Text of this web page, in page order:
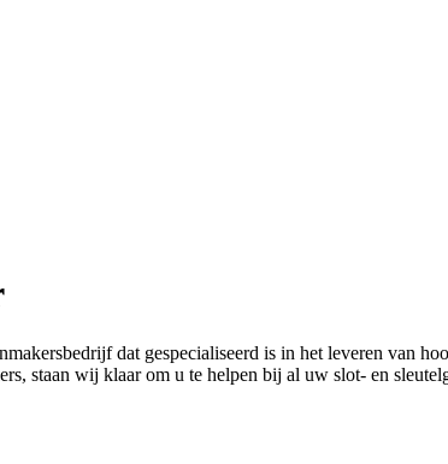
dat gespecialiseerd is in het leveren van
staan wij klaar om u te helpen bij al uw slot- en